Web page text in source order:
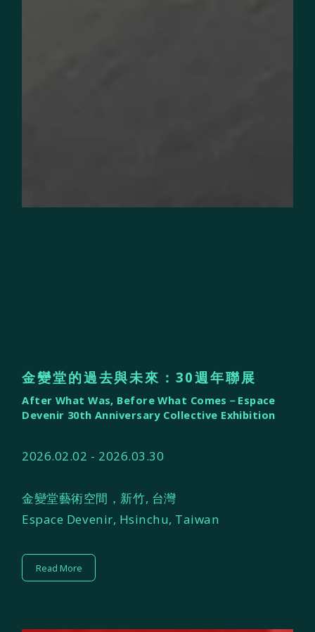
金變堂的過去與未來：30週年聯展
After What Was, Before What Comes－Espace
Devenir 30th Anniversary Collective Exhibition
2026.02.02 - 2026.03.30
金變堂藝術空間，新竹, 台灣
Espace Devenir, Hsinchu, Taiwan
Read More